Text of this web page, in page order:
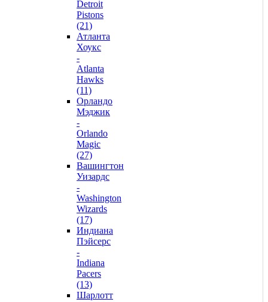
Detroit
Pistons
(21)
Атланта
Хоукс
-
Atlanta
Hawks
(11)
Орландо
Мэджик
-
Orlando
Magic
(27)
Вашингтон
Уизардс
-
Washington
Wizards
(17)
Индиана
Пэйсерс
-
Indiana
Pacers
(13)
Шарлотт